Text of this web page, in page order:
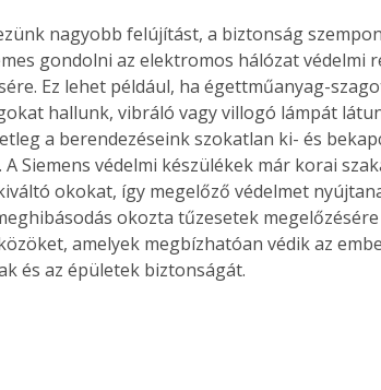
nagyobb felújítást, a biztonság
gondolni az elektromos hálózat védelmi
Ez lehet például, ha égettműanyag-
hallunk, vibráló vagy villogó lámpát
a berendezéseink szokatlan ki- és
Siemens védelmi készülékek már korai
okokat, így megelőző védelmet
okozta tűzesetek
amelyek megbízhatóan védik az
és az épületek biztonságát.